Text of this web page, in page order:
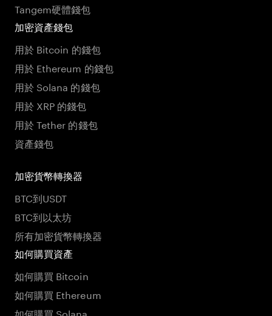
Tangem硬體錢包
加密資產錢包
用於 Bitcoin 的錢包
用於 Ethereum 的錢包
用於 Solana 的錢包
用於 XRP 的錢包
用於 Tether 的錢包
資產錢包
加密貨幣轉換器
BTC到USDT
BTC到以太坊
所有加密貨幣轉換器
如何購買資產
如何購買 Bitcoin
如何購買 Ethereum
如何購買 Solana